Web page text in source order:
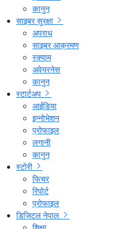
कानुन
साइबर सुरक्षा
अपराध
साइबर आक्रमण
स्क्याम
अवेयरनेस
कानुन
स्टार्टअप
आईडिया
इन्नोभेशन
प्रोफाइल
लगानी
कानुन
स्टोरी
फिचर
रिपोर्ट
प्रोफाइल
डिजिटल नेपाल